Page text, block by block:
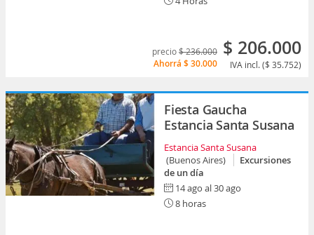
precio$ 236.000
Ahorrá $ 30.000
$ 206.000
IVA incl. ($ 35.752)
Fiesta Gaucha
Estancia Santa Susana
Estancia Santa Susana
(Buenos Aires)
Excursiones
de un día
14 ago al 30 ago
8 horas